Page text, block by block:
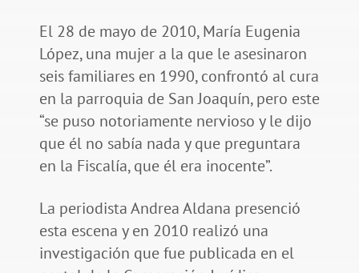
El 28 de mayo de 2010, María Eugenia
López, una mujer a la que le asesinaron
seis familiares en 1990, confrontó al cura
en la parroquia de San Joaquín, pero este
“se puso notoriamente nervioso y le dijo
que él no sabía nada y que preguntara
en la Fiscalía, que él era inocente”.
La periodista Andrea Aldana presenció
esta escena y en 2010 realizó una
investigación que fue publicada en el